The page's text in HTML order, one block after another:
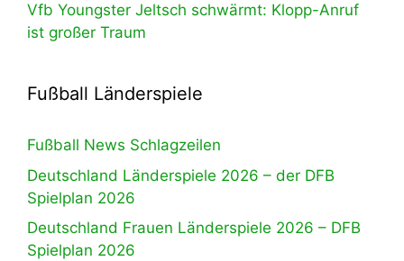
Vfb Youngster Jeltsch schwärmt: Klopp-Anruf
ist großer Traum
Fußball Länderspiele
Fußball News Schlagzeilen
Deutschland Länderspiele 2026 – der DFB
Spielplan 2026
Deutschland Frauen Länderspiele 2026 – DFB
Spielplan 2026